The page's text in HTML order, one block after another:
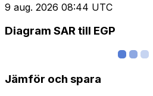
9 aug. 2026 08:44 UTC
Diagram SAR till EGP
Jämför och spara